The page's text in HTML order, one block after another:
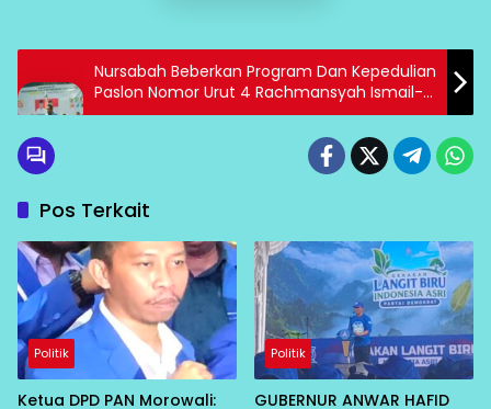
Nursabah Beberkan Program Dan Kepedulian
Paslon Nomor Urut 4 Rachmansyah Ismail-
Harsono Terhadap Petani
Pos Terkait
Politik
Ketua DPD PAN Morowali:
Politik
GUBERNUR ANWAR HAFID